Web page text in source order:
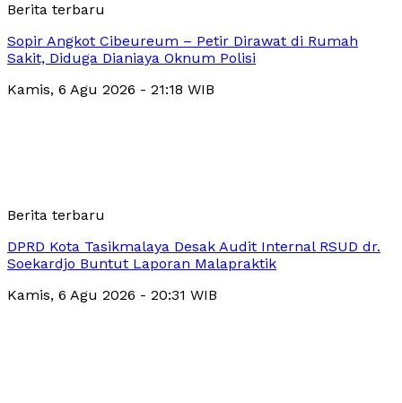
Berita terbaru
Sopir Angkot Cibeureum – Petir Dirawat di Rumah
Sakit, Diduga Dianiaya Oknum Polisi
Kamis, 6 Agu 2026 - 21:18 WIB
Berita terbaru
DPRD Kota Tasikmalaya Desak Audit Internal RSUD dr.
Soekardjo Buntut Laporan Malapraktik
Kamis, 6 Agu 2026 - 20:31 WIB